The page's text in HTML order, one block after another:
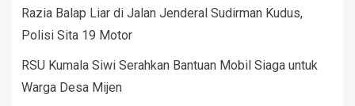
Razia Balap Liar di Jalan Jenderal Sudirman Kudus,
Polisi Sita 19 Motor
RSU Kumala Siwi Serahkan Bantuan Mobil Siaga untuk
Warga Desa Mijen